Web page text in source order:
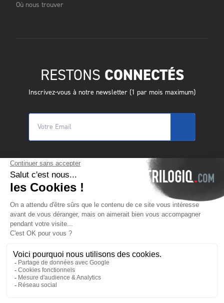
Où nous trouver
RESTONS CONNECTÉS
Inscrivez-vous à notre newsletter (1 par mois maximum)
© 2025 Trilogiq SA.
FR- Français